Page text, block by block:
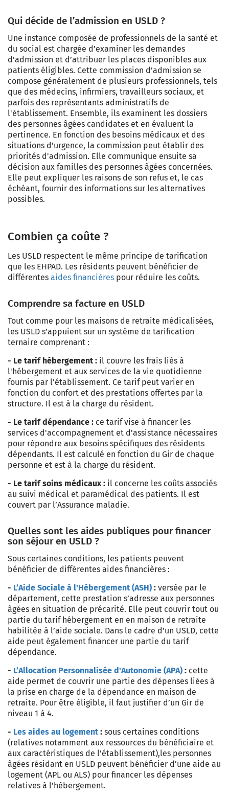
Qui décide de l’admission en USLD ?
Une instance composée de professionnels de la santé et
du social est chargée d'examiner les demandes
d'admission et d’attribuer les places disponibles aux
patients éligibles. Cette commission d’admission se
compose généralement de plusieurs professionnels, tels
que des médecins, infirmiers, travailleurs sociaux, et
parfois des représentants administratifs de
l'établissement. Ensemble, ils examinent les dossiers
des personnes âgées candidates et en évaluent la
pertinence. En fonction des besoins médicaux et des
situations d'urgence, la commission peut établir des
priorités d'admission. Elle communique ensuite sa
décision aux familles des personnes âgées concernées.
Elle peut expliquer les raisons de son refus et, le cas
échéant, fournir des informations sur les alternatives
possibles.
Combien ça coûte ?
Les USLD respectent le même principe de tarification
que les EHPAD. Les résidents peuvent bénéficier de
différentes aides financières pour réduire les coûts.
Comprendre sa facture en USLD
Tout comme pour les maisons de retraite médicalisées,
les USLD s’appuient sur un système de tarification
ternaire comprenant :
- Le tarif hébergement : il couvre les frais liés à
l'hébergement et aux services de la vie quotidienne
fournis par l'établissement. Ce tarif peut varier en
fonction du confort et des prestations offertes par la
structure. Il est à la charge du résident.
- Le tarif dépendance : ce tarif vise à financer les
services d'accompagnement et d'assistance nécessaires
pour répondre aux besoins spécifiques des résidents
dépendants. Il est calculé en fonction du Gir de chaque
personne et est à la charge du résident.
- Le tarif soins médicaux : il concerne les coûts associés
au suivi médical et paramédical des patients. Il est
couvert par l’Assurance maladie.
Quelles sont les aides publiques pour financer
son séjour en USLD ?
Sous certaines conditions, les patients peuvent
bénéficier de différentes aides financières :
- L’Aide Sociale à l'Hébergement (ASH) : versée par le
département, cette prestation s’adresse aux personnes
âgées en situation de précarité. Elle peut couvrir tout ou
partie du tarif hébergement en en maison de retraite
habilitée à l’aide sociale. Dans le cadre d’un USLD, cette
aide peut également financer une partie du tarif
dépendance.
- L’Allocation Personnalisée d'Autonomie (APA) : cette
aide permet de couvrir une partie des dépenses liées à
la prise en charge de la dépendance en maison de
retraite. Pour être éligible, il faut justifier d’un Gir de
niveau 1 à 4.
- Les aides au logement : sous certaines conditions
(relatives notamment aux ressources du bénéficiaire et
aux caractéristiques de l’établissement),les personnes
âgées résidant en USLD peuvent bénéficier d’une aide au
logement (APL ou ALS) pour financer les dépenses
relatives à l’hébergement.